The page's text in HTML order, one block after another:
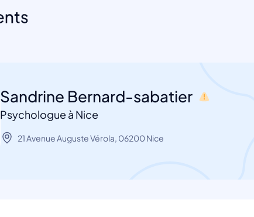
Sandrine Bernard-sabatier
Psychologue à Nice
21 Avenue Auguste Vérola, 06200 Nice